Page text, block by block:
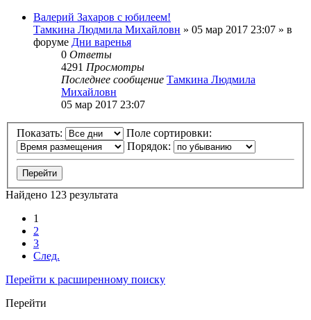
Валерий Захаров с юбилеем!
Тамкина Людмила Михайловн » 05 мар 2017 23:07 » в
форуме Дни варенья
0 Ответы
4291 Просмотры
Последнее сообщение Тамкина Людмила
Михайловн
05 мар 2017 23:07
Показать:
Поле сортировки:
Порядок:
Найдено 123 результата
1
2
3
След.
Перейти к расширенному поиску
Перейти